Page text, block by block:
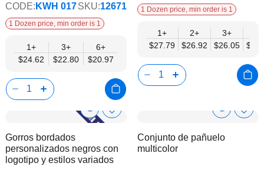
CODE: KWH 017SKU:12671
1 Dozen price, min order is 1
1+
$24.62
3+
$22.80
6+
$20.97
1 Dozen price, min order is 1
1+
$27.79
2+
$26.92
3+
$26.05
ShowAñadir
lista
de
Gorros bordados
personalizados negros con
logotipo y estilos variados
Show
Info
Conjunto de pañuelo
multicolor